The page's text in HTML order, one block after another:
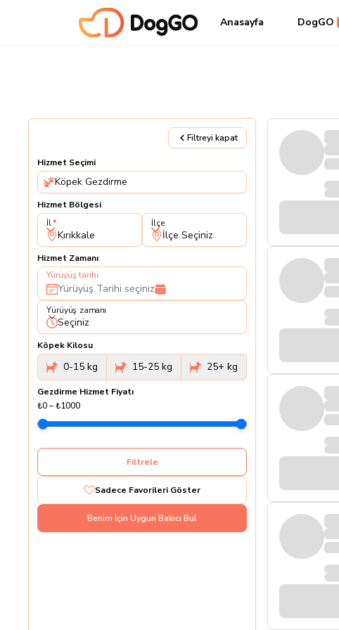
Anasayfa DogGO
Filtreyi kapat
Hizmet Seçimi
Köpek Gezdirme
Hizmet Bölgesi
İl İl
Kırıkkale
İlçeİlçe
İlçe Seçiniz
Hizmet Zamanı
Yürüyüş tarihi
Yürüyüş Tarihi seçiniz
Yürüyüş zamanı
Yürüyüş zamanı
Seçiniz
Köpek Kilosu
0-15 kg 15-25 kg 25+ kg
Gezdirme Hizmet Fiyatı
₺0–₺1000
Filtrele
Sadece Favorileri Göster
Benim İçin Uygun Bakıcı Bul